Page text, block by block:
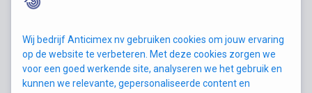
Wij bedrijf Anticimex nv gebruiken cookies om jouw ervaring
op de website te verbeteren. Met deze cookies zorgen we
voor een goed werkende site, analyseren we het gebruik en
kunnen we relevante, gepersonaliseerde content en